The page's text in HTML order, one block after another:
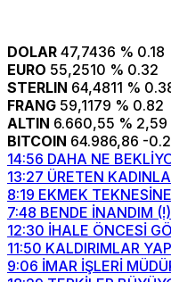
DOLAR 47,7436 % 0.18
EURO 55,2510 % 0.32
STERLIN 64,4811 %
FRANG 59,1179 % 0.82
ALTIN 6.660,55 % 2,59
BITCOIN 64.986,86 -
14:56 DAHA NE
13:27 ÜRETEN
8:19 EKMEK
7:48 BENDE İNANDIM (!)
12:30 İHALE ÖNCESİ
11:50 KALDIRIMLAR
9:06 İMAR İŞLERİ